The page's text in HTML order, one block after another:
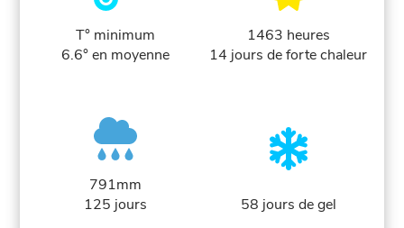
T° minimum
6.6° en moyenne
1463 heures
14 jours de forte chaleur
791mm
125 jours
58 jours de gel